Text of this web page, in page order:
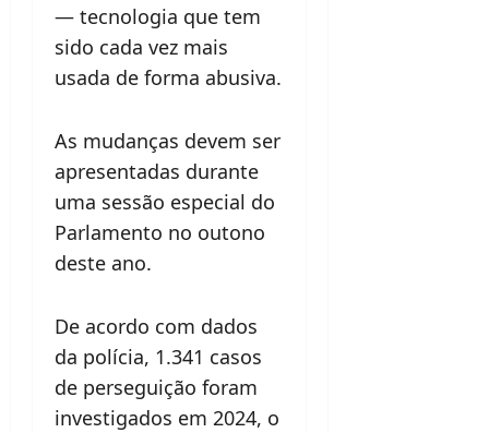
— tecnologia que tem
sido cada vez mais
usada de forma abusiva.
As mudanças devem ser
apresentadas durante
uma sessão especial do
Parlamento no outono
deste ano.
De acordo com dados
da polícia, 1.341 casos
de perseguição foram
investigados em 2024, o